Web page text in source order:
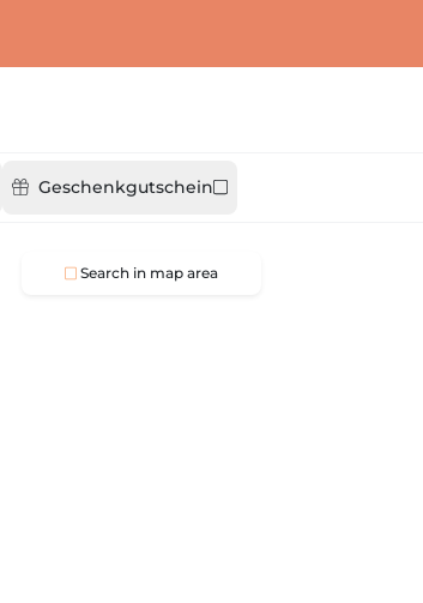
Geschenkgutschein
Search in map area